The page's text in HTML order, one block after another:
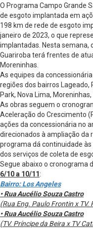
O Programa Campo Grande
de esgoto implantada em
198 km de rede de esgoto
janeiro de 2023, o que
implantadas. Nesta semana,
Guariroba terá frentes de
Moreninhas.
As equipes da
regiões dos bairros Lageado,
Park, Nova Lima,
As obras seguem o
Aceleração do Crescimento
ações da concessionária no
direcionados à ampliação da
programa dá continuidade
dos serviços de coleta de
Segue abaixo o cronograma
6/10 a 10/11 :
Bairro: Los Angeles
• Rua Aucélio Souza Castro
(Rua Eng. Paulo Frontin x TV.
• Rua Aucélio Souza Castro
(TV. Príncipe da Beira x TV